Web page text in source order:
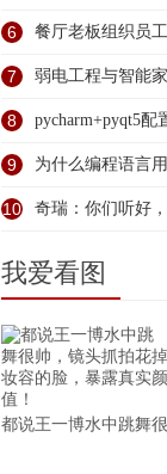
6 餐厅老板组织员
7 弱电工程与智能
8 pycharm+pyqt5配
9 为什么编程语言
序
10 奇瑞：你们听好
我爱看图
都说王一博水中跳舞很